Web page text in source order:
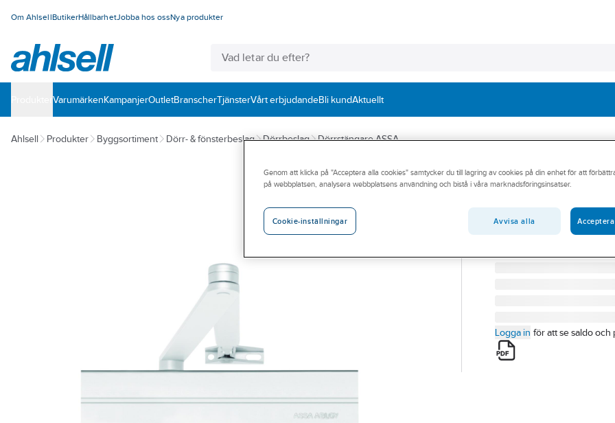
Om AhlsellButikerHållbarhetJobba hos ossNya produkter
VarumärkenKampanjerOutletBranscherTjänsterVårt erbjudandeBli kundAktuellt
Ahlsell Produkter Byggsortiment Dörr- & fönsterbeslag Dörrbeslag Dörrstängare ASSA
ASSA
Dörrstängare
DÖRRSTÄNGARE
Artikelnummer:
496454
50116697
Logga in för att se saldo och
Genom att klicka på "Acceptera alla cookies" samtycker du till lagring av cookies på din enhet för att
på webbplatsen, analysera webbplatsens användning och bistå i våra marknadsföringsinsatser.
Cookie-inställningar Avvisa alla